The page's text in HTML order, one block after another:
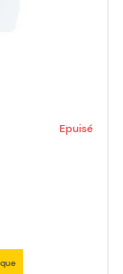
Epuisé